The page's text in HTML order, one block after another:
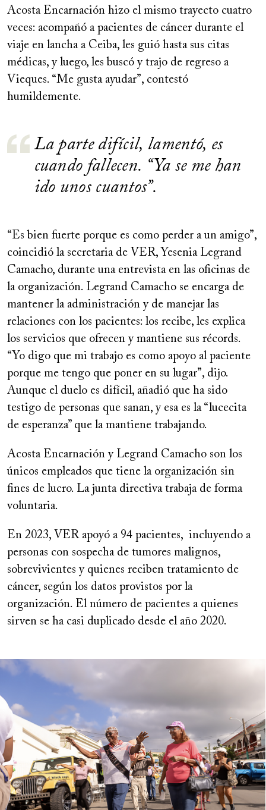
Acosta Encarnación hizo el mismo trayecto cuatro
veces: acompañó a pacientes de cáncer durante el
viaje en lancha a Ceiba, les guió hasta sus citas
médicas, y luego, les buscó y trajo de regreso a
Vieques. “Me gusta ayudar”, contestó
humildemente.
La parte difícil, lamentó, es
cuando fallecen. “Ya se me han
ido unos cuantos”.
“Es bien fuerte porque es como perder a un amigo”,
coincidió la secretaria de VER, Yesenia Legrand
Camacho, durante una entrevista en las oficinas de
la organización. Legrand Camacho se encarga de
mantener la administración y de manejar las
relaciones con los pacientes: los recibe, les explica
los servicios que ofrecen y mantiene sus récords.
“Yo digo que mi trabajo es como apoyo al paciente
porque me tengo que poner en su lugar”, dijo.
Aunque el duelo es difícil, añadió que ha sido
testigo de personas que sanan, y esa es la “lucecita
de esperanza” que la mantiene trabajando.
Acosta Encarnación y Legrand Camacho son los
únicos empleados que tiene la organización sin
fines de lucro. La junta directiva trabaja de forma
voluntaria.
En 2023, VER apoyó a 94 pacientes, incluyendo a
personas con sospecha de tumores malignos,
sobrevivientes y quienes reciben tratamiento de
cáncer, según los datos provistos por la
organización. El número de pacientes a quienes
sirven se ha casi duplicado desde el año 2020.
Image